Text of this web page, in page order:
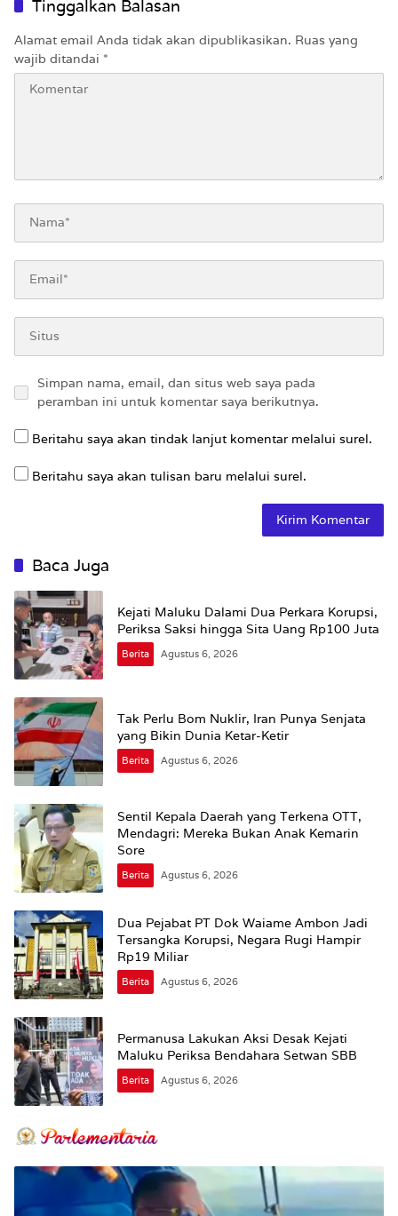
Tinggalkan Balasan
Alamat email Anda tidak akan dipublikasikan. Ruas yang
wajib ditandai *
Simpan nama, email, dan situs web saya pada
peramban ini untuk komentar saya berikutnya.
Beritahu saya akan tindak lanjut komentar melalui surel.
Beritahu saya akan tulisan baru melalui surel.
Baca Juga
Kejati Maluku Dalami Dua Perkara Korupsi,
Periksa Saksi hingga Sita Uang Rp100 Juta
Berita Agustus 6, 2026
Tak Perlu Bom Nuklir, Iran Punya Senjata
yang Bikin Dunia Ketar-Ketir
Berita Agustus 6, 2026
Sentil Kepala Daerah yang Terkena OTT,
Mendagri: Mereka Bukan Anak Kemarin
Sore
Berita Agustus 6, 2026
Dua Pejabat PT Dok Waiame Ambon Jadi
Tersangka Korupsi, Negara Rugi Hampir
Rp19 Miliar
Berita Agustus 6, 2026
Permanusa Lakukan Aksi Desak Kejati
Maluku Periksa Bendahara Setwan SBB
Berita Agustus 6, 2026